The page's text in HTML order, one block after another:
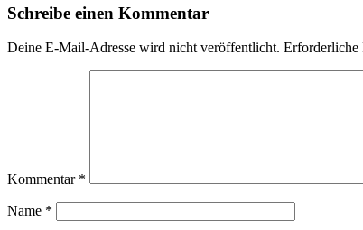
Schreibe einen Kommentar
Deine E-Mail-Adresse wird nicht veröffentlicht. Erforderliche
Kommentar *
Name *